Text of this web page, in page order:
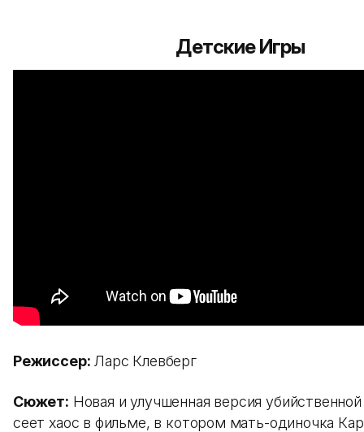
Детские Игры
Режиссер: Ларс Клевберг
Сюжет: Новая и улучшенная версия
сеет хаос в фильме, в котором мать-одиночка